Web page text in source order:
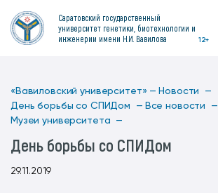
Саратовский государственный
университет генетики, биотехнологии и
инженерии имени Н.И. Вавилова
12+
«Вавиловский университет» — Новости —
День борьбы со СПИДом — Все новости —
Музеи университета —
День борьбы со СПИДом
29.11.2019